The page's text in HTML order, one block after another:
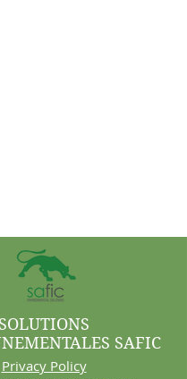
SOLUTIONS
SAFIC
Privacy Policy